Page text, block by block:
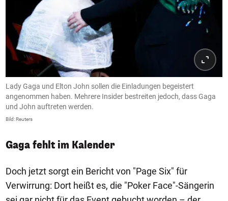
Lady Gaga und Elton John sollen die Einladungen begeistert
angenommen haben. Mehrere Insider bestreiten jedoch, dass Gaga
und John auftreten werden.
Bild: Reuters
Gaga fehlt im Kalender
Doch jetzt sorgt ein Bericht von "Page Six" für
Verwirrung: Dort heißt es, die "Poker Face"-Sängerin